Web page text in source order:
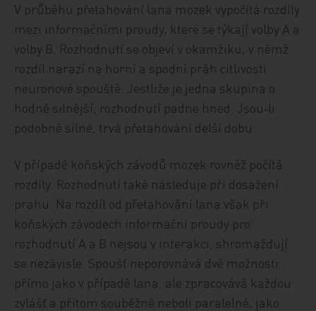
V průběhu přetahování lana mozek vypočítá rozdíly
mezi informačními proudy, které se týkají volby A a
volby B. Rozhodnutí se objeví v okamžiku, v němž
rozdíl narazí na horní a spodní práh citlivosti
neuronové spouště. Jestliže je jedna skupina o
hodně silnější, rozhodnutí padne hned. Jsou‑li
podobně silné, trvá přetahování delší dobu.
V případě koňských závodů mozek rovněž počítá
rozdíly. Rozhodnutí také následuje při dosažení
prahu. Na rozdíl od přetahování lana však při
koňských závodech informační proudy pro
rozhodnutí A a B nejsou v interakci, shromažďují
se nezávisle. Spoušť neporovnává dvě možnosti
přímo jako v případě lana, ale zpracovává každou
zvlášť a přitom souběžně neboli paralelně, jako